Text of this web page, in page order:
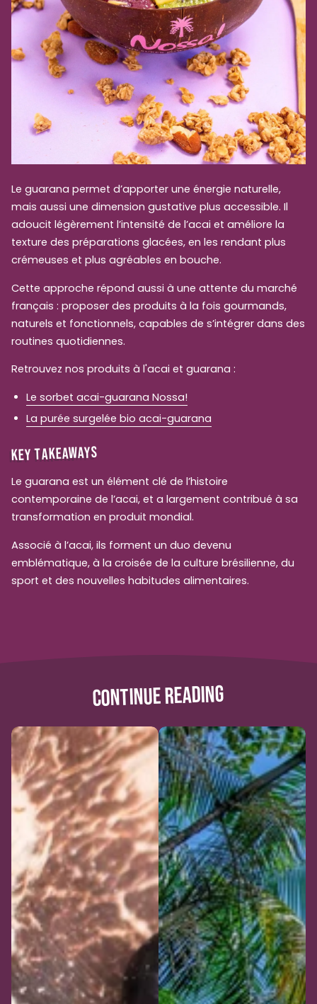
Le guarana permet d’apporter une énergie naturelle,
mais aussi une dimension gustative plus accessible. Il
adoucit légèrement l’intensité de l’acai et améliore la
texture des préparations glacées, en les rendant plus
crémeuses et plus agréables en bouche.
Cette approche répond aussi à une attente du marché
français : proposer des produits à la fois gourmands,
naturels et fonctionnels, capables de s’intégrer dans des
routines quotidiennes.
Retrouvez nos produits à l'acai et guarana :
Le sorbet acai-guarana Nossa!
La purée surgelée bio acai-guarana
KEY TAKEAWAYS
Le guarana est un élément clé de l’histoire
contemporaine de l’acai, et a largement contribué à sa
transformation en produit mondial.
Associé à l’acai, ils forment un duo devenu
emblématique, à la croisée de la culture brésilienne, du
sport et des nouvelles habitudes alimentaires.
CONTINUE READING